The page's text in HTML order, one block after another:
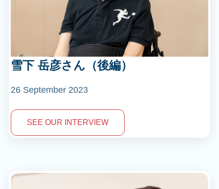
雪下 岳彦さん（後編）
26 September 2023
SEE OUR INTERVIEW